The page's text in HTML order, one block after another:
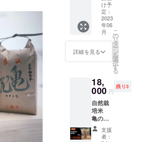
で、亀
の尾を
原材料
とした
ている
酒造店
家が自
家採種
して種
子を繋
いでい
ます。
※原材料
及び添
190-
0205 東
京都 西
多摩郡
檜原村
9031
akigaw
a-
qkamur
a.jp/
※100人
限定。
※交通費
は支援
き、日
程調整
を行
なって
いただ
きま
す。
させて
頂きま
有効期
限：
2023年
6月1
日〜
のう券
●イベン
トチ
ケット
をお送
りいた
しま
す。 15
ブース
を楽し
める！
・全15
種のテ
ントサ
ウナの
入り比
け予
定：
2023
年06
月
詳細を見る
こ
の
リ
タ
ー
ン
を
選
択
す
る
18,
000 円
残り3
自然栽
培米
亀の
尾
10kg ●支援
者：